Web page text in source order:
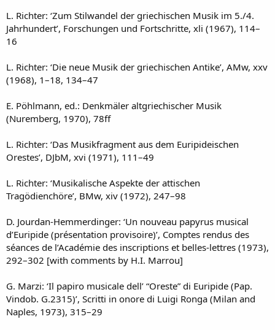
L. Richter: ‘Zum Stilwandel der griechischen Musik im 5./4.
Jahrhundert’, Forschungen und Fortschritte, xli (1967), 114–
16
L. Richter: ‘Die neue Musik der griechischen Antike’, AMw, xxv
(1968), 1–18, 134–47
E. Pöhlmann, ed.: Denkmäler altgriechischer Musik
(Nuremberg, 1970), 78ff
L. Richter: ‘Das Musikfragment aus dem Euripideischen
Orestes’, DJbM, xvi (1971), 111–49
L. Richter: ‘Musikalische Aspekte der attischen
Tragödienchöre’, BMw, xiv (1972), 247–98
D. Jourdan-Hemmerdinger: ‘Un nouveau papyrus musical
d’Euripide (présentation provisoire)’, Comptes rendus des
séances de l’Académie des inscriptions et belles-lettres (1973),
292–302 [with comments by H.I. Marrou]
G. Marzi: ‘Il papiro musicale dell’ “Oreste” di Euripide (Pap.
Vindob. G.2315)’, Scritti in onore di Luigi Ronga (Milan and
Naples, 1973), 315–29